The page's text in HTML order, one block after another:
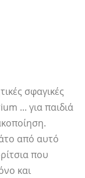
σφαγικές
... για παιδιά
από αυτό
που
και